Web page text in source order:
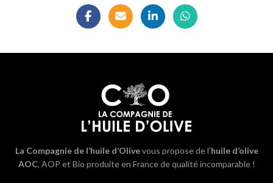
La Compagnie de l’huile d’Olivevous propose de l’huile d’olive
AOC, AOP et Bio produite en France de qualité incomparable !